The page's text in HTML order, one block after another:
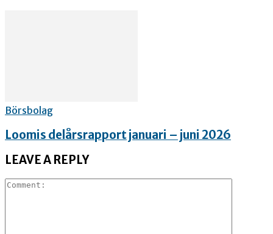
Börsbolag
Loomis delårsrapport januari – juni 2026
LEAVE A REPLY